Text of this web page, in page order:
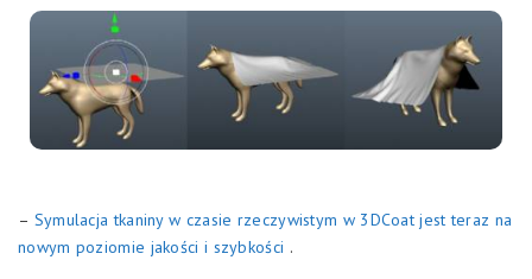
– Symulacja tkaniny w czasie rzeczywistym w 3DCoat jest teraz na
nowym poziomie jakości i szybkości .